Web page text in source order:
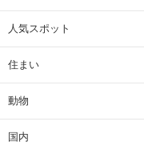
人気スポット
住まい
動物
国内